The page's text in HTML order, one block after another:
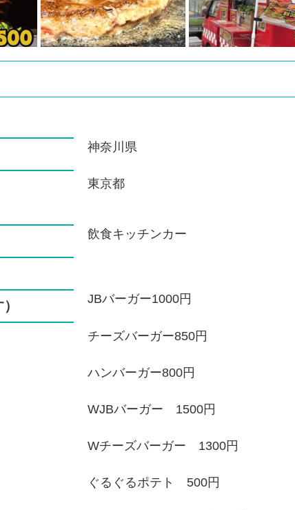
神奈川県
東京都
飲食キッチンカー
JBバーガー1000円
チーズバーガー850円
ハンバーガー800円
WJBバーガー 1500円
Wチーズバーガー 1300円
ぐるぐるポテト 500円